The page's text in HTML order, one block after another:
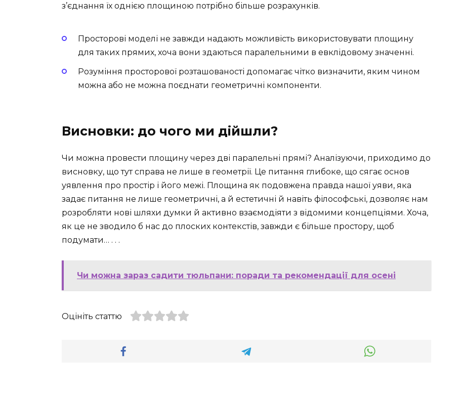
з’єднання їх однією площиною потрібно більше розрахунків.
Просторові моделі не завжди надають можливість використовувати площину
для таких прямих, хоча вони здаються паралельними в евклідовому значенні.
Розуміння просторової розташованості допомагає чітко визначити, яким чином
можна або не можна поєднати геометричні компоненти.
Висновки: до чого ми дійшли?
Чи можна провести площину через дві паралельні прямі? Аналізуючи, приходимо до
висновку, що тут справа не лише в геометрії. Це питання глибоке, що сягає основ
уявлення про простір і його межі. Площина як подовжена правда нашої уяви, яка
задає питання не лише геометричні, а й естетичні й навіть філософські, дозволяє нам
розробляти нові шляхи думки й активно взаємодіяти з відомими концепціями. Хоча,
як це не зводило б нас до плоских контекстів, завжди є більше простору, щоб
подумати… . . .
Чи можна зараз садити тюльпани: поради та рекомендації для осені
Оцініть статтю